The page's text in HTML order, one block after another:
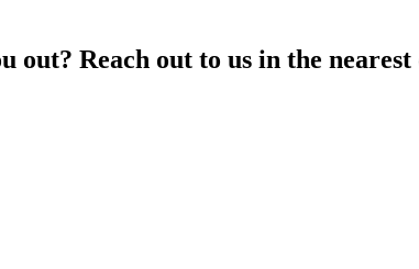
out? Reach out to us in the nearest